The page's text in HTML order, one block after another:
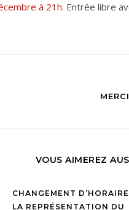
à 21h. Entrée libre
VOUS AIMEREZ
CHANGEMENT
LA REPRÉSENTATION DU